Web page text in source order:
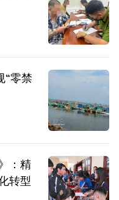
“零禁
：精
转型